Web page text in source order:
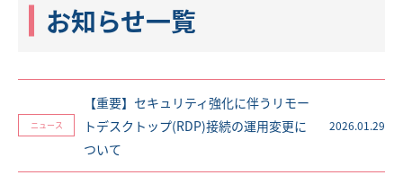
お知らせ一覧
ニュース
【重要】セキュリティ強化に伴うリモー
トデスクトップ(RDP)接続の運用変更に
ついて
2026.01.29